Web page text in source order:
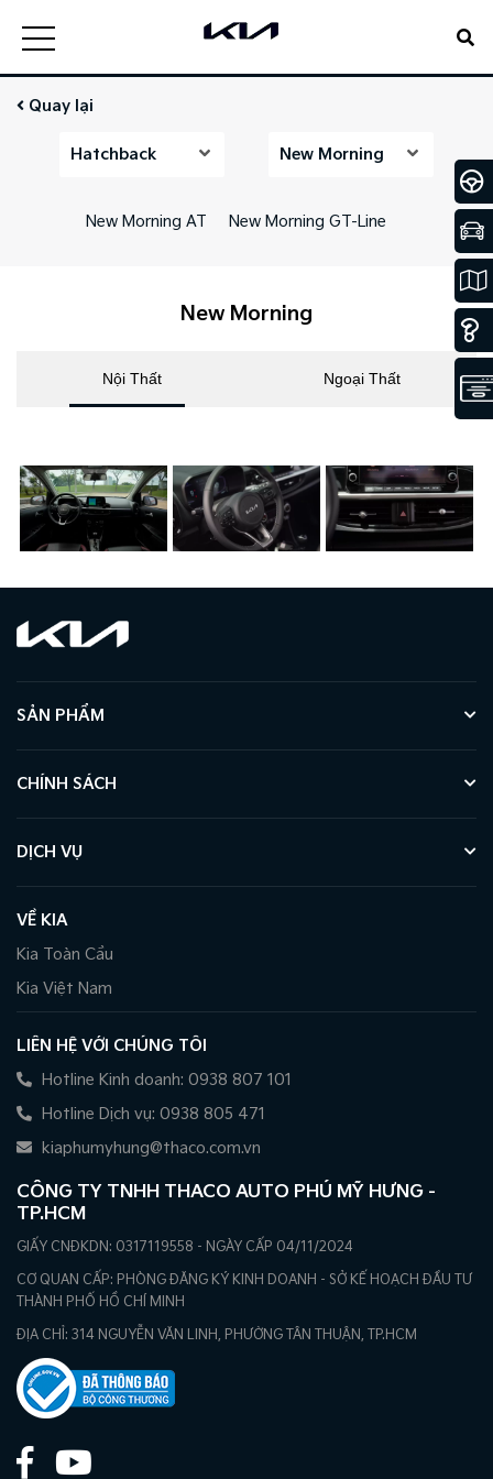
Quay lại
Hatchback New Morning
New Morning AT New Morning GT-Line
New Morning
Nội Thất Ngoại Thất
SẢN PHẨM
CHÍNH SÁCH
DỊCH VỤ
VỀ KIA
Kia Toàn Cầu
Kia Việt Nam
LIÊN HỆ VỚI CHÚNG TÔI
Hotline Kinh doanh: 0938 807 101
Hotline Dịch vụ: 0938 805 471
kiaphumyhung@thaco.com.vn
CÔNG TY TNHH THACO AUTO PHÚ MỸ HƯNG -
TP.HCM
GIẤY CNĐKDN: 0317119558 - NGÀY CẤP 04/11/2024
CƠ QUAN CẤP: PHÒNG ĐĂNG KÝ KINH DOANH - SỞ KẾ HOẠCH ĐẦU TƯ
THÀNH PHỐ HỒ CHÍ MINH
ĐỊA CHỈ: 314 NGUYỄN VĂN LINH, PHƯỜNG TÂN THUẬN, TP.HCM